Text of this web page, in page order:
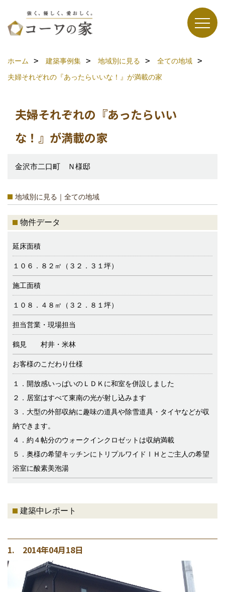
ホーム 建築事例集 地域別に見る
全ての地域
夫婦それぞれの『あったらいいな！』が満載の家
夫婦それぞれの『あったらいい
な！』が満載の家
金沢市二口町 Ｎ様邸
地域別に見る｜全ての地域
物件データ
延床面積
１０６．８２㎡（３２．３１坪）
施工面積
１０８．４８㎡（３２．８１坪）
担当営業・現場担当
鶴見 村井・米林
お客様のこだわり仕様
１．開放感いっぱいのＬＤＫに和室を併設しました
２．居室はすべて東南の光が射し込みます
３．大型の外部収納に趣味の道具や除雪道具・タイヤなどが収
納できます。
４．約４帖分のウォークインクロゼットは収納満載
５．奥様の希望キッチンにトリプルワイドⅠＨとご主人の希望
浴室に酸素美泡湯
建築中レポート
1. 2014年04月18日